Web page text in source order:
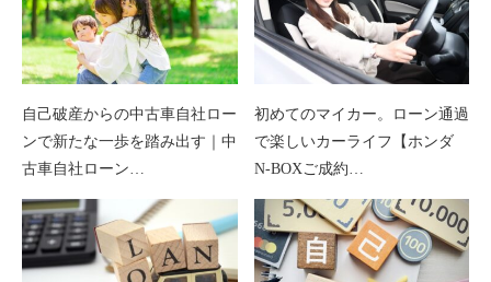
自己破産からの中古車自社ロー
ンで新たな一歩を踏み出す｜中
古車自社ローン…
初めてのマイカー。ローン通過
で楽しいカーライフ【ホンダ
N-BOXご成約…